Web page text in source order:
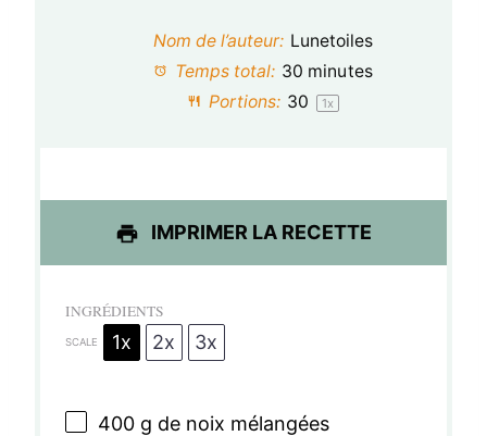
t
o
i
e
s
t
o
i
e
s
t
o
i
e
s
t
o
i
e
s
t
o
e
Nom de l’auteur: Lunetoiles
Temps total: 30 minutes
Portions: 30 1x
IMPRIMER LA RECETTE
INGRÉDIENTS
SCALE 1x 2x 3x
400 g de noix mélangées